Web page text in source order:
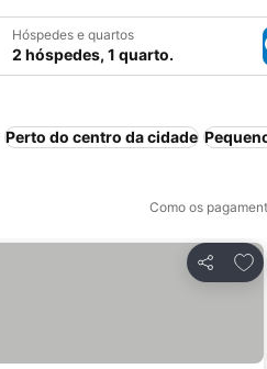
Hóspedes e quartos
2 hóspedes, 1 quarto.
Perto do centro da cidade
Como os
Partilhar